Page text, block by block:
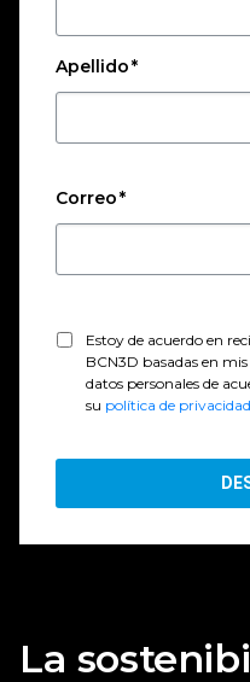
Apellido*
Correo*
Estoy de acuerdo en
BCN3D basadas en
datos personales de
su política de privacidad
La